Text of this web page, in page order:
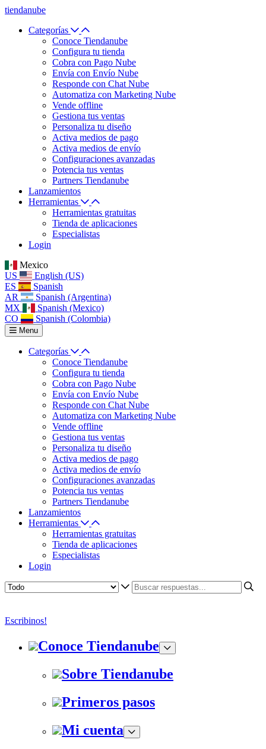
tiendanube
Categorías
Conoce Tiendanube
Configura tu tienda
Cobra con Pago Nube
Envía con Envío Nube
Responde con Chat Nube
Automatiza con Marketing Nube
Vende offline
Gestiona tus ventas
Personaliza tu diseño
Activa medios de pago
Activa medios de envío
Configuraciones avanzadas
Potencia tus ventas
Partners Tiendanube
Lanzamientos
Herramientas
Herramientas gratuitas
Tienda de aplicaciones
Especialistas
Login
Mexico
US
English (US)
ES
Spanish
AR
Spanish (Argentina)
MX
Spanish (Mexico)
CO
Spanish (Colombia)
Menu
Categorías
Conoce Tiendanube
Configura tu tienda
Cobra con Pago Nube
Envía con Envío Nube
Responde con Chat Nube
Automatiza con Marketing Nube
Vende offline
Gestiona tus ventas
Personaliza tu diseño
Activa medios de pago
Activa medios de envío
Configuraciones avanzadas
Potencia tus ventas
Partners Tiendanube
Lanzamientos
Herramientas
Herramientas gratuitas
Tienda de aplicaciones
Especialistas
Login
Escribinos!
Conoce Tiendanube
Sobre Tiendanube
Primeros pasos
Mi cuenta